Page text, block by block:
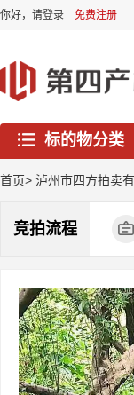
你好， 请登录 免费注册
标的物分类
首页> 泸州市四方拍卖
竞拍流程